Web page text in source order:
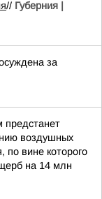
// Губерния |
за
предстанет
воздушных
по вине которого
на 14 млн